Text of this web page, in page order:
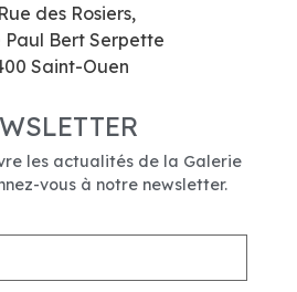
des Rosiers,
Paul Bert Serpette
Saint-Ouen
les actualités de la Galerie
vous à notre newsletter.